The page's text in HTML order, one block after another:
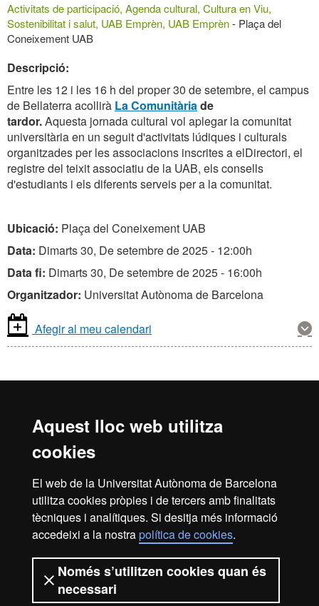
Aquest lloc web utilitza
cookies
El web de la Universitat Autònoma de Barcelona
utilitza cookies pròpies i de tercers amb finalitats
tècniques i analítiques. Si desitja més informació
accedeixi a la nostrapolítica de cookies.
Només s’utilitzen cookies quan és
necessari
Activitats de participació, Agenda cultural, Cultura en Viu,
Sostenibilitat i salut, UAB Emprèn, UAB Emprèn- Plaça del
Coneixement UAB
Descripció:
Entre les 12 i les 16 h del proper 30 de setembre, el campus
de Bellaterra acollirà La Comunitàriade
tardor.Aquesta jornada cultural vol aplegar la comunitat
universitària en un seguit d'activitats lúdiques i culturals
organitzades per les associacions inscrites a elDirectori, el
registre del teixit associatiu de la UAB, els consells
d'estudiants i els diferents serveis per a la comunitat.
Ubicació: Plaça del Coneixement UAB
Data: Dimarts 30, De setembre de 2025 - 12:00h
Data fi: Dimarts 30, De setembre de 2025 - 16:00h
Organitzador: Universitat Autònoma de Barcelona
Afegir al meu calendari
Reconeixement internacional de l'excel·lència
HR
Inici Avís legal
Política de privacitat
Protecció de dades Sobre el web
Som una universitat capdavantera que imparteix una
docència de qualitat, diversificada, multidisciplinària i